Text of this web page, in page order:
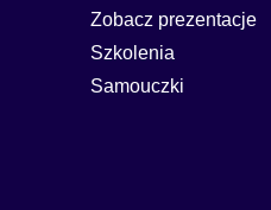
Zobacz prezentacje
Szkolenia
Samouczki